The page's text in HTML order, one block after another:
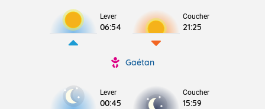
Lever
06:54
Coucher
21:25
Gaétan
Lever
00:45
Coucher
15:59